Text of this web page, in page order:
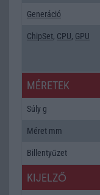
Generáció
ChipSet, CPU, GPU
MÉRETEK
Súly g
Méret mm
Billentyűzet
KIJELZŐ